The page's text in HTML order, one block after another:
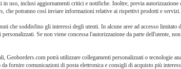
uso, inclusi aggiornamenti critici e notifiche. Inoltre, previa autorizzazione
che potranno così inviare informazioni relative ai rispettivi prodotti e servizi.
che soddisfino gli interessi degli utenti. In alcune aree ad accesso limitato
Se non viene concessa l'autorizzazione da parte dell'utente,
potrà utilizzare collegamenti personalizzati o tecnologie
fornire comunicazioni di posta elettronica e consigli di acquisto più